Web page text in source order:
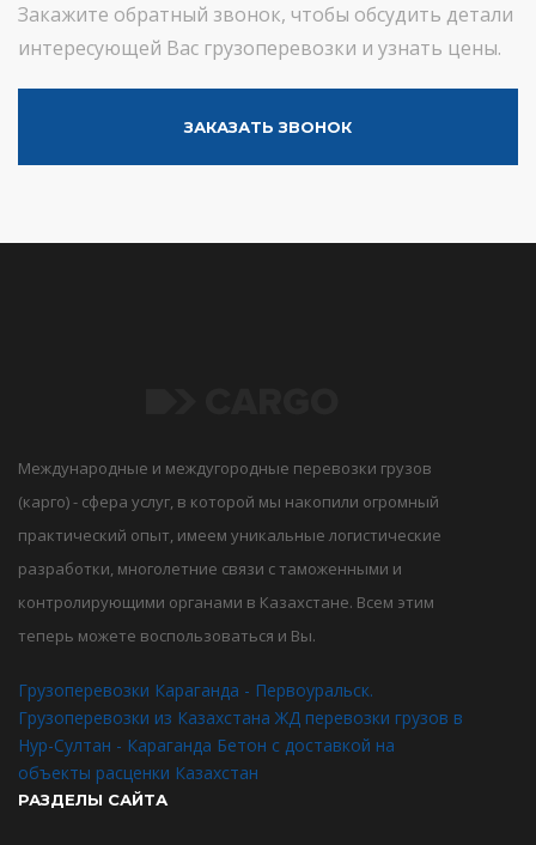
Закажите обратный звонок, чтобы обсудить детали
интересующей Вас грузоперевозки и узнать цены.
ЗАКАЗАТЬ ЗВОНОК
Международные и междугородные перевозки грузов
(карго) - сфера услуг, в которой мы накопили огромный
практический опыт, имеем уникальные логистические
разработки, многолетние связи с таможенными и
контролирующими органами в Казахстане. Всем этим
теперь можете воспользоваться и Вы.
Грузоперевозки Караганда - Первоуральск.
Грузоперевозки из Казахстана ЖД перевозки грузов в
Нур-Султан - Караганда Бетон с доставкой на
объекты расценки Казахстан
РАЗДЕЛЫ САЙТА